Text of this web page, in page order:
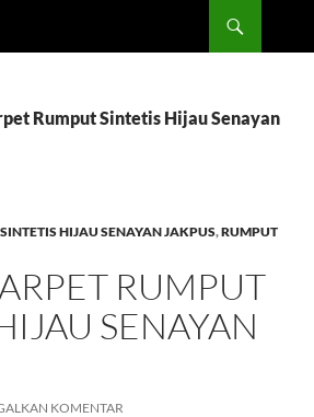
Rumput Sintetis Hijau Senayan
HIJAU SENAYAN JAKPUS,RUMPUT
RUMPUT
SENAYAN
KOMENTAR